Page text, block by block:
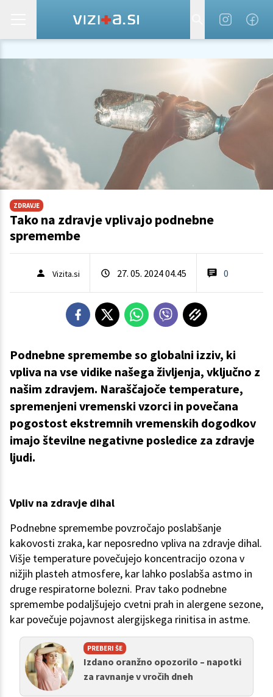
ZDRAVJE
Tako na zdravje vplivajo podnebne
spremembe
Vizita.si 27. 05. 2024 04.45 0
Podnebne spremembe so globalni izziv, ki
vpliva na vse vidike našega življenja, vključno z
našim zdravjem. Naraščajoče temperature,
spremenjeni vremenski vzorci in povečana
pogostost ekstremnih vremenskih dogodkov
imajo številne negativne posledice za zdravje
ljudi.
Vpliv na zdravje dihal
Podnebne spremembe povzročajo poslabšanje
kakovosti zraka, kar neposredno vpliva na zdravje dihal.
Višje temperature povečujejo koncentracijo ozona v
nižjih plasteh atmosfere, kar lahko poslabša astmo in
druge respiratorne bolezni. Prav tako podnebne
spremembe podaljšujejo cvetni prah in alergene sezone,
kar povečuje pojavnost alergijskega rinitisa in astme.
PREBERI ŠE
Izdano oranžno opozorilo – napotki
za ravnanje v vročih dneh